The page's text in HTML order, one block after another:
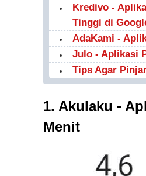
Kredivo -
Tinggi di
AdaKami -
Julo - Aplikasi
Tips Agar
1. Akulaku -
Menit